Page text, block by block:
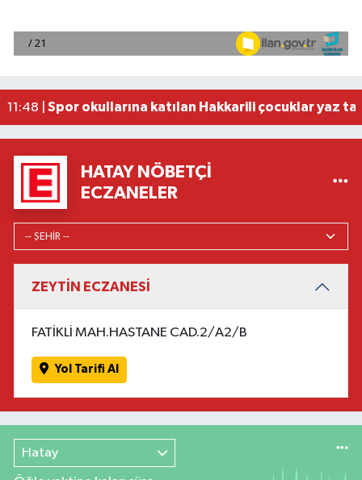
11:48 |
Bosna Hersek'in ilk cumhurbaşkanı merhum
11:48 | Spor okullarına katılan Hakkarili çocuklar yaz
HATAY NÖBETÇI
ECZANELER
ZEYTİN ECZANESİ
FATİKLİ MAH.HASTANE CAD.2/A2/B
Yol Tarifi Al
Hatay